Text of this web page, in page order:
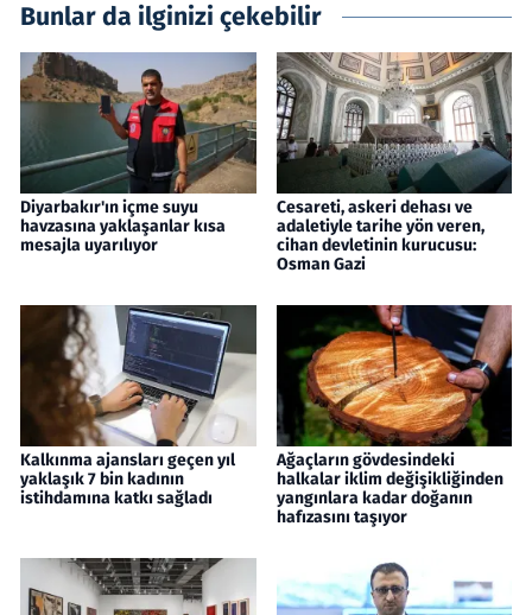
Bunlar da ilginizi çekebilir
Diyarbakır'ın içme suyu
havzasına yaklaşanlar kısa
mesajla uyarılıyor
Cesareti, askeri dehası ve
adaletiyle tarihe yön veren,
cihan devletinin kurucusu:
Osman Gazi
Kalkınma ajansları geçen yıl
yaklaşık 7 bin kadının
istihdamına katkı sağladı
Ağaçların gövdesindeki
halkalar iklim değişikliğinden
yangınlara kadar doğanın
hafızasını taşıyor